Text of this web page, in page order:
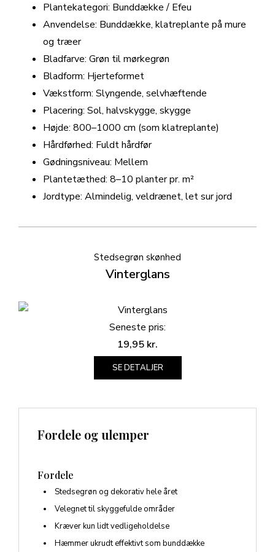
Plantekategori: Bunddække / Efeu
Anvendelse: Bunddække, klatreplante på mure
og træer
Bladfarve: Grøn til mørkegrøn
Bladform: Hjerteformet
Vækstform: Slyngende, selvhæftende
Placering: Sol, halvskygge, skygge
Højde: 800–1000 cm (som klatreplante)
Hårdførhed: Fuldt hårdfør
Gødningsniveau: Mellem
Plantetæthed: 8–10 planter pr. m²
Jordtype: Almindelig, veldrænet, let sur jord
Stedsegrøn skønhed
Vinterglans
Fordele og ulemper
Fordele
Stedsegrøn og dekorativ hele året
Velegnet til skyggefulde områder
Kræver kun lidt vedligeholdelse
Hæmmer ukrudt effektivt som bunddække
Seneste pris:
19,95 kr.
SE DETALJER